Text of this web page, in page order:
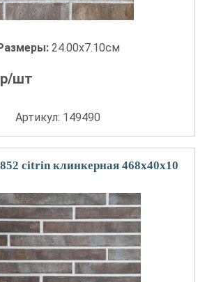
24.00x7.10см
р/шт
Артикул: 149490
citrin клинкерная 468х40х10